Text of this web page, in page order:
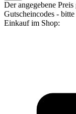
Der angegebene
Gutscheincodes -
Einkauf im Shop: